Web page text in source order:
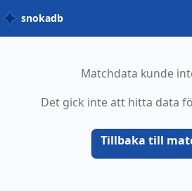
snokadb
Matchdata kunde
Det gick inte att hitta data
Tillbaka till